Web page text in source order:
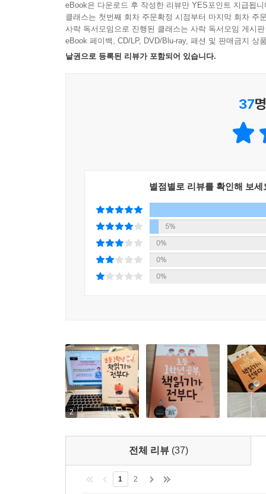
08 2학기 3단원: 여러 가지 모양
09 2학기 4단원: 덧셈과 뺄셈 (2)
10 2학기 5단원: 시계 보기와 규칙 찾기
11 2학기 6단원: 덧셈과 뺄셈 (3)
수학 문제집, 양보다는 부모의 원칙이 중요하다 |
진정한 수학 공부의 시작은 철저한 개념 익히기
조작 활동
04 꼼꼼 수학: 속도보다는 방향이 중요한 연산 훈련
초등 수학에서 연산이 중요한 이유 | 연산 훈련의
05 놀이 수학: 잘 노는 아이가 수학도 잘한다
몸으로 해봐야 기억에 오래 남는다 | 수학은 생활
06 표현 수학: 배운 내용을 어떻게 표현하느냐에
01 바둑돌을 이용한 수 연산 놀이
내가 가진 바둑돌은 몇 개? | 홀짝 놀이 | 님 게임
02 주사위를 이용한 수 연산 놀이
주사위 덧셈 놀이 | 주사위 뺄셈 놀이 | 덧셈을 할까
같은 시각 찾기 시계 놀이 | 다섯 고개 시계 놀이
05 측정 놀이
eBook은 다운로드 후 작성한 리뷰만 YES포인트 지급됩니
클래스는 첫번째 회차 주문확정 시점부터 마지막 회차 주
사락 독서모임으로 진행된 클래스는 사락 독서모임 게시
eBook 페이백, CD/LP, DVD/Blu-ray, 패션 및 판매금지 상
낱권으로 등록된 리뷰가 포함되어 있습니다.
37
별점별로 리뷰를 확인해 보세
5%
0%
0%
0%
2
전체 리뷰 (37)
1 2